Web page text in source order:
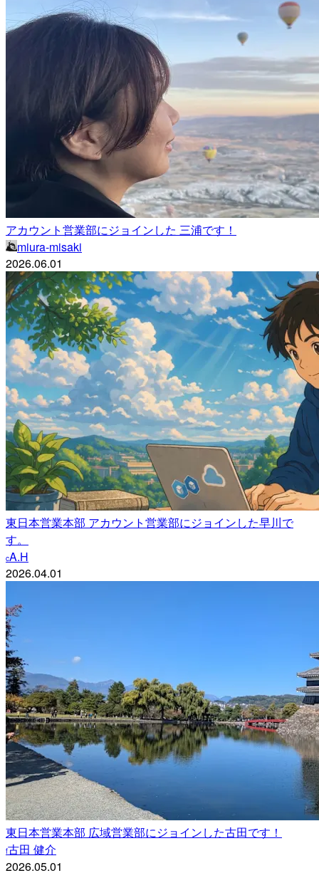
アカウント営業部にジョインした 三浦です！
miura-misaki
2026.06.01
東日本営業本部 アカウント営業部にジョインした早川で
す。
cA.H
2026.04.01
東日本営業本部 広域営業部にジョインした古田です！
f古田 健介
2026.05.01